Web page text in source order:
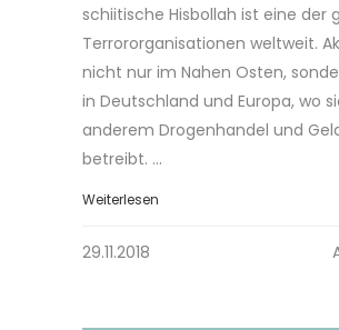
schiitische Hisbollah ist eine der
Terrororganisationen weltweit.
nicht nur im Nahen Osten,
in Deutschland und Europa, wo
anderem Drogenhandel und
betreibt. ...
Weiterlesen
29.11.2018